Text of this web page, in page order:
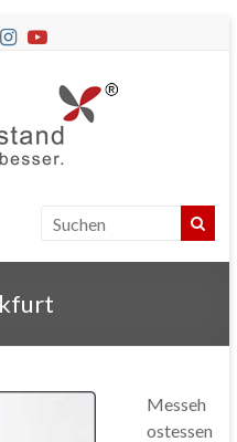
Messestände
für
Messeh
ostessen